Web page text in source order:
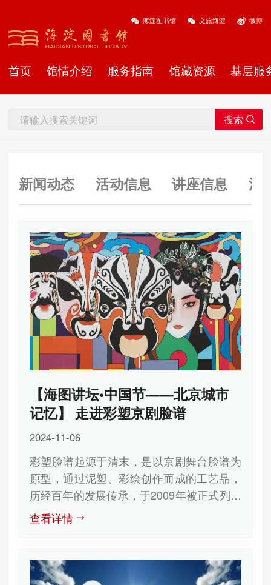
海淀图书馆 文旅海淀 微博
首页 馆情介绍 服务指南 馆藏资源 基层服
新闻动态 活动信息 讲座信息 活
【海图讲坛•中国节——北京城市
记忆】 走进彩塑京剧脸谱
2024-11-06
彩塑脸谱起源于清末，是以京剧舞台脸谱为
原型，通过泥塑、彩绘创作而成的工艺品，
历经百年的发展传承，于2009年被正式列入
第三批北京市级非物质文化遗产保护...
查看详情